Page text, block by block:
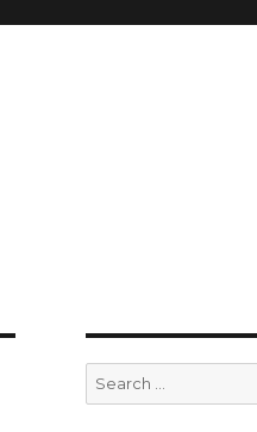
Search
for: